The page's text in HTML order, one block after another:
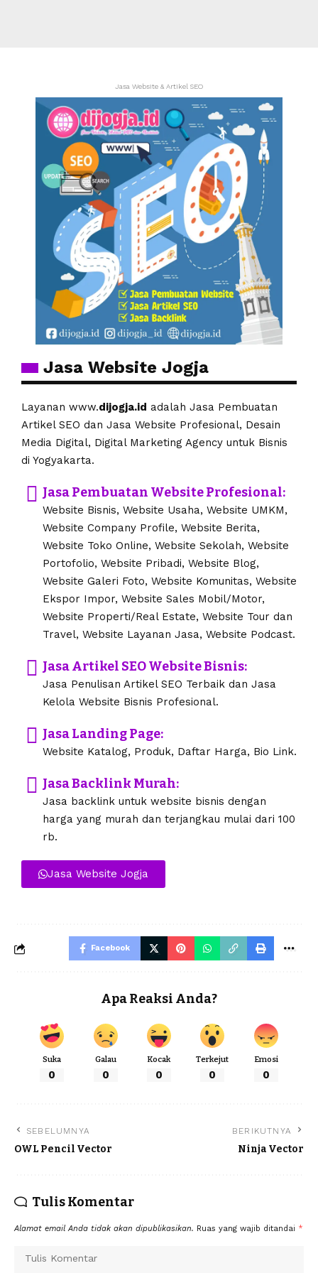
Jasa Website & Artikel SEO
Jasa Website Jogja
Layanan www.dijogja.id adalah Jasa Pembuatan
Artikel SEO dan Jasa Website Profesional, Desain
Media Digital, Digital Marketing Agency untuk Bisnis
di Yogyakarta.
Jasa Pembuatan Website Profesional:
Website Bisnis, Website Usaha, Website UMKM,
Website Company Profile, Website Berita,
Website Toko Online, Website Sekolah, Website
Portofolio, Website Pribadi, Website Blog,
Website Galeri Foto, Website Komunitas, Website
Ekspor Impor, Website Sales Mobil/Motor,
Website Properti/Real Estate, Website Tour dan
Travel, Website Layanan Jasa, Website Podcast.
Jasa Artikel SEO Website Bisnis:
Jasa Penulisan Artikel SEO Terbaik dan Jasa
Kelola Website Bisnis Profesional.
Jasa Landing Page:
Website Katalog, Produk, Daftar Harga, Bio Link.
Jasa Backlink Murah:
Jasa backlink untuk website bisnis dengan
harga yang murah dan terjangkau mulai dari 100
rb.
Jasa Website Jogja
Facebook
Apa Reaksi Anda?
Suka
0
Galau
0
Kocak
0
Terkejut
0
Emosi
0
SEBELUMNYA
OWL Pencil Vector
BERIKUTNYA
Ninja Vector
Tulis Komentar
Alamat email Anda tidak akan dipublikasikan. Ruas yang wajib ditandai *